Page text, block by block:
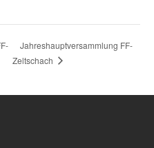
Jahreshauptversammlung FF-
Zeltschach